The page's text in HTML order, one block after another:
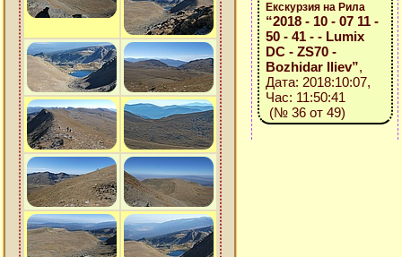
Екскурзия на Рила
“2018 - 10 - 07 11 -
50 - 41 - - Lumix
DC - ZS70 -
Bozhidar Iliev”,
Дата: 2018:10:07,
Час: 11:50:41
(№ 36 от 49)